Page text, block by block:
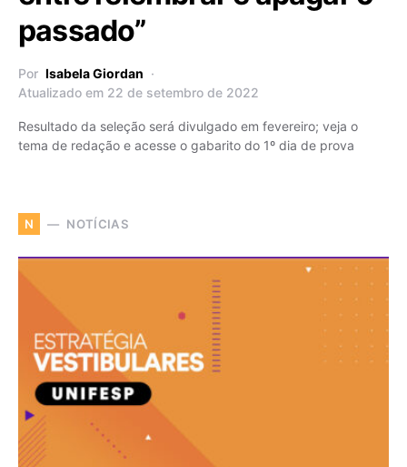
passado”
Por Isabela Giordan
Atualizado em 22 de setembro de 2022
Resultado da seleção será divulgado em fevereiro; veja o
tema de redação e acesse o gabarito do 1º dia de prova
N NOTÍCIAS